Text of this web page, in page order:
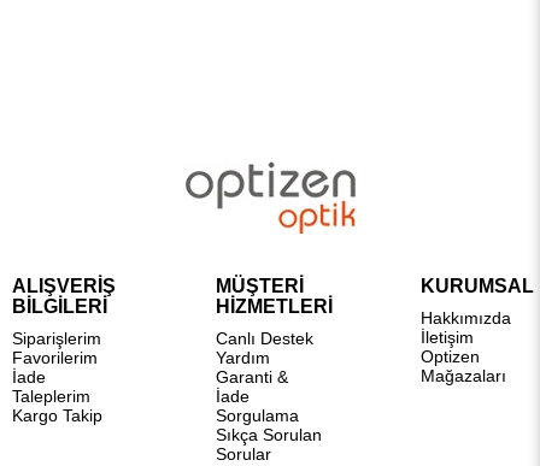
ALIŞVERİŞ
BİLGİLERİ
Siparişlerim
Favorilerim
İade
Taleplerim
Kargo Takip
MÜŞTERİ
HİZMETLERİ
Canlı Destek
Yardım
Garanti &
İade
Sorgulama
Sıkça Sorulan
Sorular
KURUMSAL
Hakkımızda
İletişim
Optizen
Mağazaları